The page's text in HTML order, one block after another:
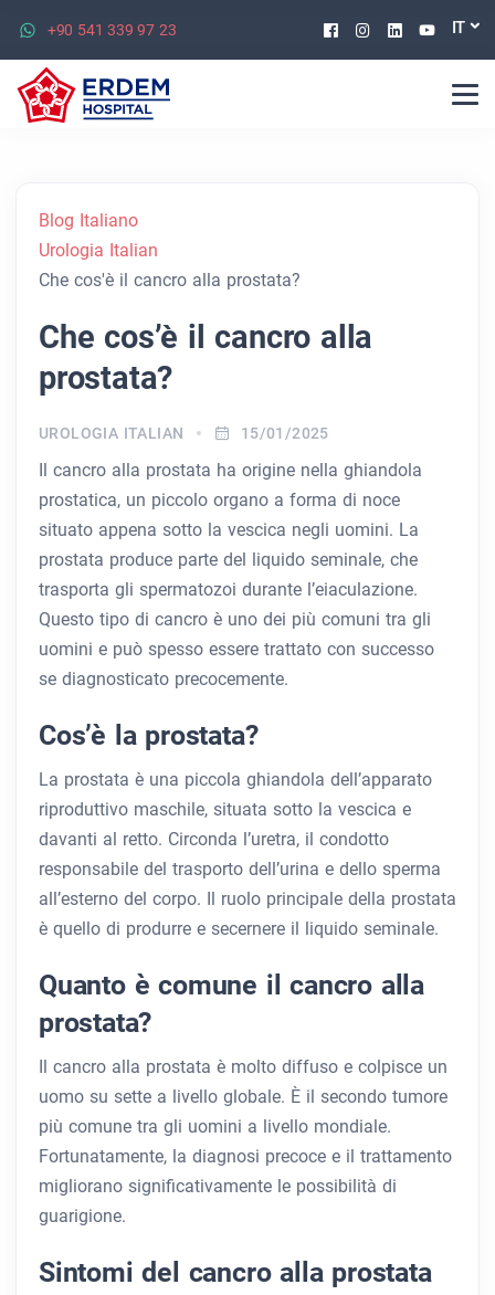
+90 541 339 97 23 Facebook
Instagram
Linkedin
IT
Blog Italiano
Urologia Italian
Che cos'è il cancro alla prostata?
Che cos’è il cancro alla
prostata?
UROLOGIA ITALIAN 15/01/2025
Il cancro alla prostata ha origine nella ghiandola
prostatica, un piccolo organo a forma di noce
situato appena sotto la vescica negli uomini. La
prostata produce parte del liquido seminale, che
trasporta gli spermatozoi durante l’eiaculazione.
Questo tipo di cancro è uno dei più comuni tra gli
uomini e può spesso essere trattato con successo
se diagnosticato precocemente.
Cos’è la prostata?
La prostata è una piccola ghiandola dell’apparato
riproduttivo maschile, situata sotto la vescica e
davanti al retto. Circonda l’uretra, il condotto
responsabile del trasporto dell’urina e dello sperma
all’esterno del corpo. Il ruolo principale della prostata
è quello di produrre e secernere il liquido seminale.
Quanto è comune il cancro alla
prostata?
Il cancro alla prostata è molto diffuso e colpisce un
uomo su sette a livello globale. È il secondo tumore
più comune tra gli uomini a livello mondiale.
Fortunatamente, la diagnosi precoce e il trattamento
migliorano significativamente le possibilità di
guarigione.
Sintomi del cancro alla prostata